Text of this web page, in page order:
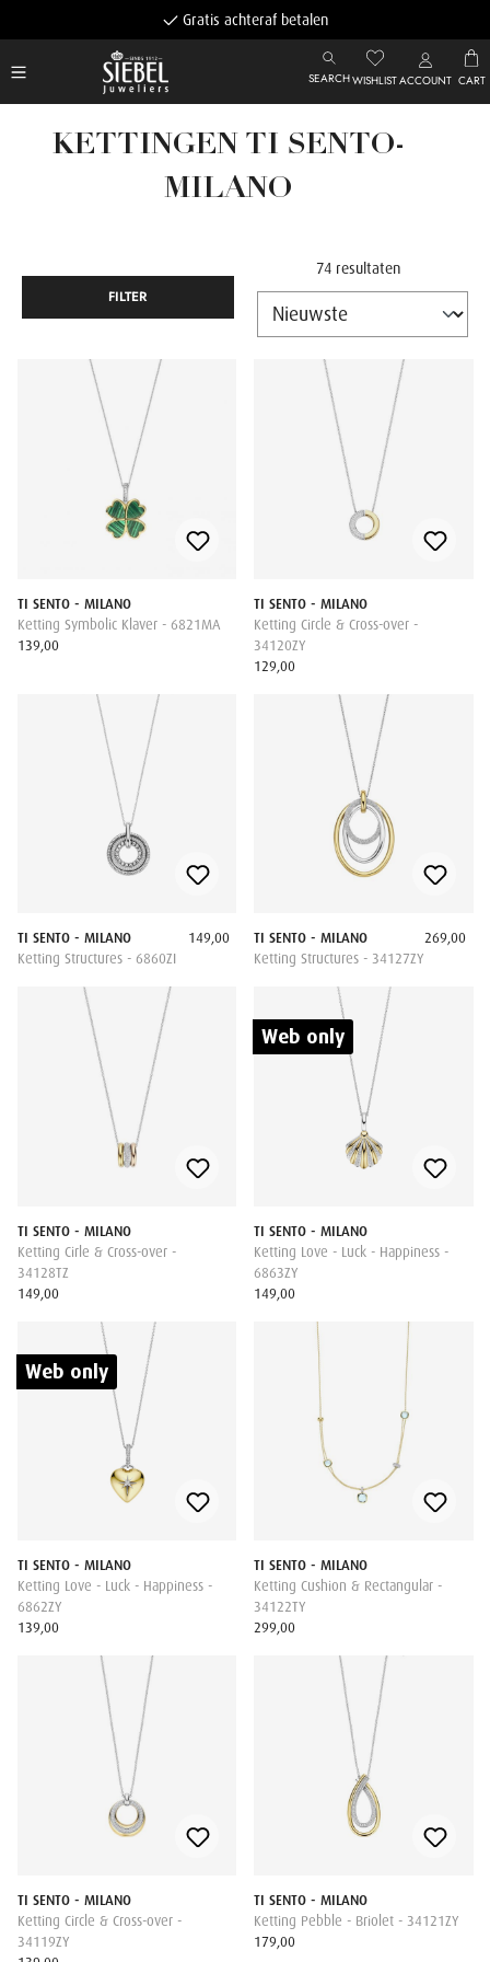
Gratis achteraf betalen
SEARCHWISHLISTACCOUNT CART
KETTINGEN TI SENTO-
MILANO
FILTER
74 resultaten
TI SENTO - MILANO
Ketting Symbolic Klaver - 6821MA
139,00
TI SENTO - MILANO
Ketting Circle & Cross-over -
34120ZY
129,00
TI SENTO - MILANO
Ketting Structures - 6860ZI
149,00
TI SENTO - MILANO
Ketting Structures - 34127ZY
269,00
TI SENTO - MILANO
Ketting Cirle & Cross-over -
34128TZ
149,00
Web only
TI SENTO - MILANO
Ketting Love - Luck - Happiness -
6863ZY
149,00
Web only
TI SENTO - MILANO
Ketting Love - Luck - Happiness -
6862ZY
139,00
TI SENTO - MILANO
Ketting Cushion & Rectangular -
34122TY
299,00
TI SENTO - MILANO
Ketting Circle & Cross-over -
34119ZY
TI SENTO - MILANO
Ketting Pebble - Briolet - 34121ZY
179,00